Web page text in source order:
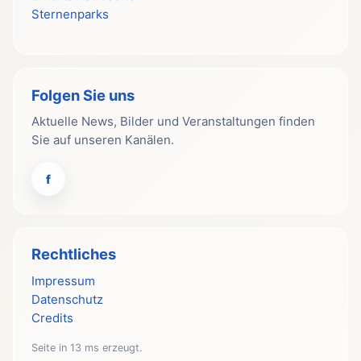
Sternenparks
Folgen Sie uns
Aktuelle News, Bilder und Veranstaltungen finden
Sie auf unseren Kanälen.
f
Rechtliches
Impressum
Datenschutz
Credits
Seite in 13 ms erzeugt.